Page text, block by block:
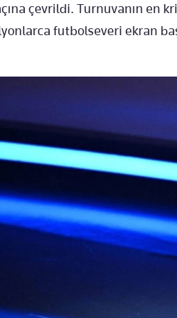
çevrildi. Turnuvanın en
futbolseveri ekran